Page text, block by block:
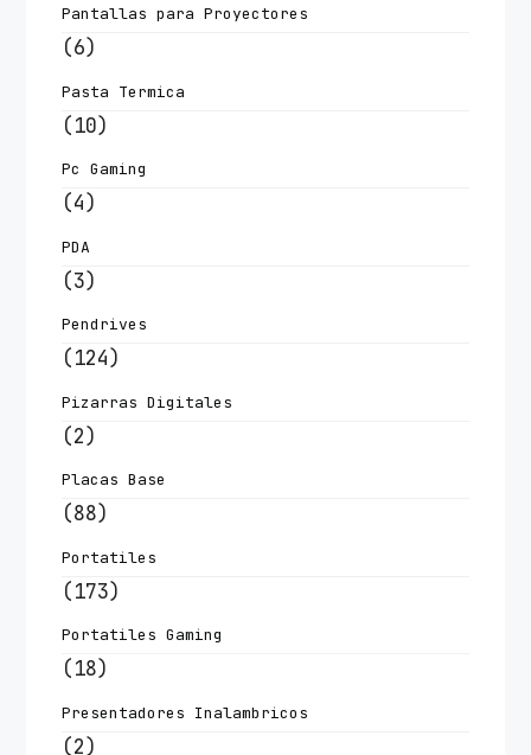
Pantallas para Proyectores
(6)
Pasta Termica
(10)
Pc Gaming
(4)
PDA
(3)
Pendrives
(124)
Pizarras Digitales
(2)
Placas Base
(88)
Portatiles
(173)
Portatiles Gaming
(18)
Presentadores Inalambricos
(2)